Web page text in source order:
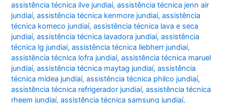
assistência técnica ilve jundiaí,assistência técnica jenn air
jundiaí,assistência técnica kenmore jundiaí,assistência
técnica komeco jundiaí,assistência técnica lava e seca
jundiaí,assistência técnica lavadora jundiaí,assistência
técnica lg jundiaí,assistência técnica liebherr jundiaí,
assistência técnica lofra jundiaí,assistência técnica maruel
jundiaí,assistência técnica maytag jundiaí,assistência
técnica midea jundiaí,assistência técnica philco jundiaí,
assistência técnica refrigerador jundiaí,assistência técnica
rheem jundiaí,assistência técnica samsung jundiaí,